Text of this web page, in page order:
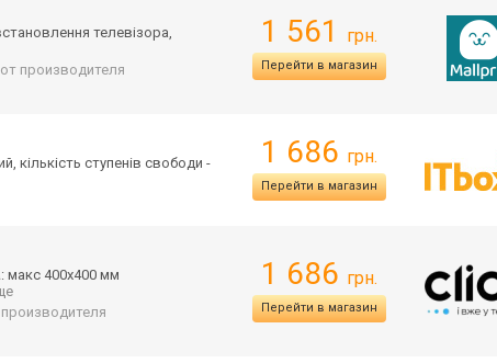
телевізора,
производителя
1 561 грн.
Перейти в магазин
кількість ступенів свободи -
1 686 грн.
Перейти в магазин
макс 400х400 мм
1 686 грн.
Перейти в магазин